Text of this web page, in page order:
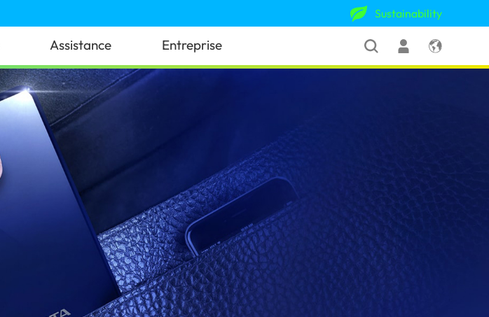
Sustainability
Assistance Entreprise